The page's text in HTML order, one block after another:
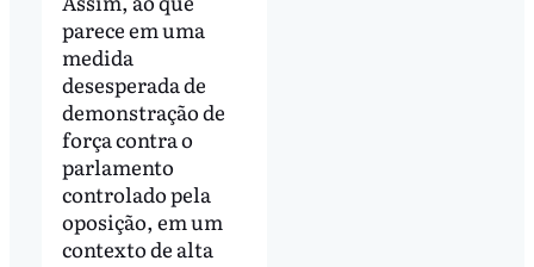
parece em uma
medida
desesperada de
demonstração de
força contra o
parlamento
controlado pela
oposição, em um
contexto de alta